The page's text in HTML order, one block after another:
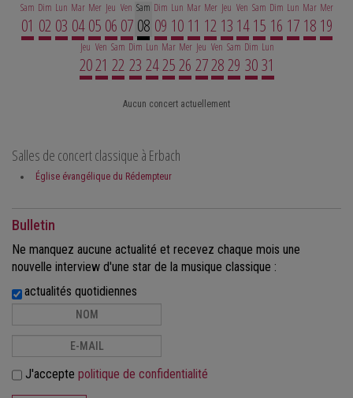
Sam
01
Dim
02
Lun
03
Mar
04
Mer
05
Jeu
06
Ven
07
Sam
08
Dim
09
Lun
10
Mar
11
Mer
12
Jeu
13
Ven
14
Sam
15
Dim
16
Lun
17
Mar
18
Mer
19
Jeu
20
Ven
21
Sam
22
Dim
23
Lun
24
Mar
25
Mer
26
Jeu
27
Ven
28
Sam
29
Dim
30
Lun
31
Aucun concert actuellement
Salles de concert classique à Erbach
Église évangélique du Rédempteur
Bulletin
Ne manquez aucune actualité et recevez chaque mois une
nouvelle interview d'une star de la musique classique :
actualités quotidiennes
J'accepte politique de confidentialité